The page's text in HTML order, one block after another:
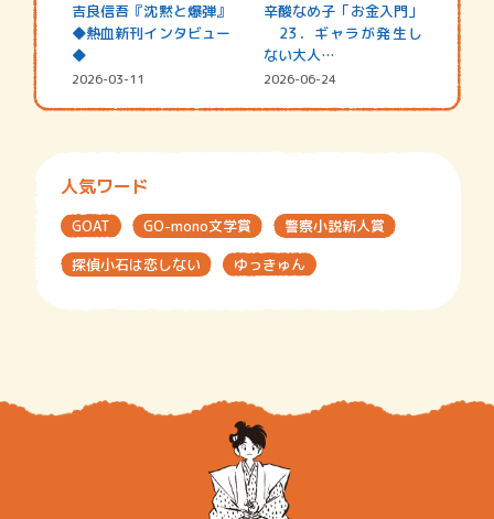
吉良信吾『沈黙と爆弾』
◆熱血新刊インタビュー
◆
2026-03-11
辛酸なめ子「お金入門」
23．ギャラが発生し
ない大人…
2026-06-24
人気ワード
GOAT GO-mono文学賞
警察小説新人賞
探偵小石は恋しない
ゆっきゅん